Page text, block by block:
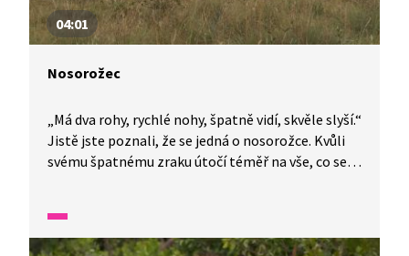
04:01
Nosorožec
„Má dva rohy, rychlé nohy, špatně vidí, skvěle slyší.“
Jistě jste poznali, že se jedná o nosorožce. Kvůli
svému špatnému zraku útočí téměř na vše, co se
rohu jsou nosorožci ve volné přírodě téměř
vzácností a hrozí jim vyhubení. Africká příroda je